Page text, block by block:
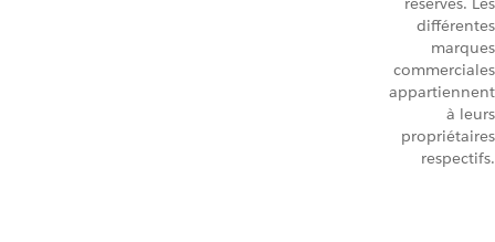
différentes
marques
commerciales
appartiennent
à leurs
propriétaires
respectifs.